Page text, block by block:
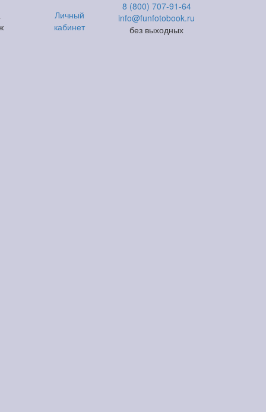
Личный
кабинет
8 (800) 707-91-64
info@funfotobook.ru
без выходных